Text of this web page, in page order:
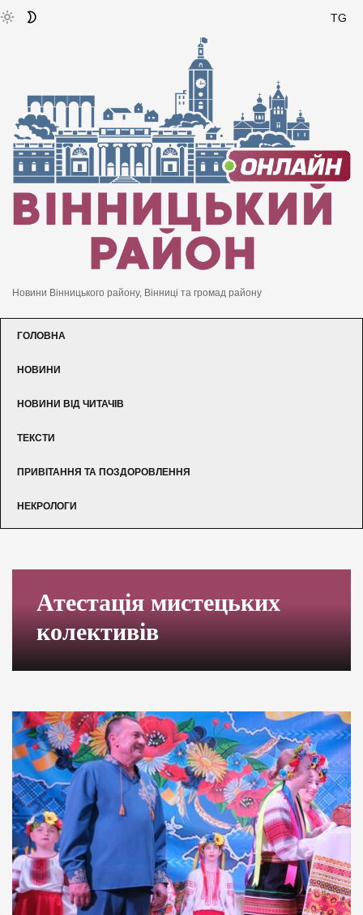
TG
Новини Вінницького району, Вінниці та громад району
ГОЛОВНА
НОВИНИ
НОВИНИ ВІД ЧИТАЧІВ
ТЕКСТИ
ПРИВІТАННЯ ТА ПОЗДОРОВЛЕННЯ
НЕКРОЛОГИ
Атестація мистецьких
колективів